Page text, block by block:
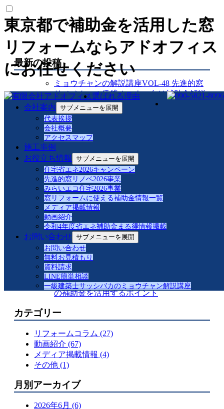
東京都で補助金を活用した窓
リフォームならアドオフィス
にお任せください
選ばれる理由
会社案内 サブメニューを展開
代表挨拶
会社概要
アクセスマップ
施工事例
お役立ち情報
サブメニューを展開
住宅省エネ2026キャンペーン
先進的窓リノベ2026事業
みらいエコ住宅2026事業
窓リフォームに使える補助金情報一覧
メディア掲載情報
動画紹介
令和4年度省エネ補助金まる得情報掲載
お問い合わせ サブメニューを展開
お問い合わせ
無料お見積もり
資料請求
LINE簡単相談
一級建築士サッシバカのミョウチャン解説講座
最新の投稿
ミョウチャンの解説講座VOL-48 先進的窓
リノベクール賃貸オーナー向け補助金解説
対応②オーナー向け
ミョウチャンの解説講座VOL-47 先進的窓
リノベクール賃貸オーナー向け補助金解説
対応
ミョウチャンの解説講座VOL-46先進的窓リ
ノベ非居住幼稚園・保育園対応
ミョウチャンの解説講座VOL-45先進的窓リ
ノベ非居住クリニック対応
ミョウチャンの解説講座VOL-44先進的窓リ
ノベ非居住老人ホーム対応
ミョウチャンの解説講座VOL-43 ハイネス
大森施工記録リプラスマンションアルミ樹
脂改修事例紹介
【緊縛強盗対策解説】防犯合わせガラスと
は
品川区S様邸 マドリモ樹脂改修事例紹介
先進的窓リノベ 補助金対応事例
窓リフォームで快適な暮らしへ！2025年度
の補助金を活用するポイント
カテゴリー
リフォームコラム (27)
動画紹介 (67)
メディア掲載情報 (4)
その他 (1)
月別アーカイブ
2026年6月 (6)